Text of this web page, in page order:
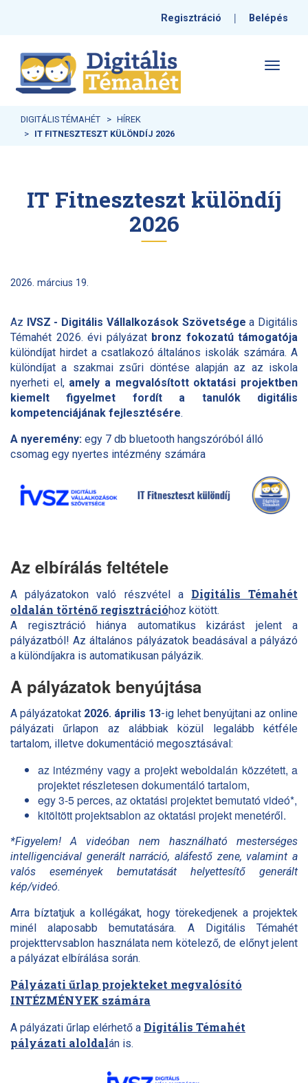
Regisztráció | Belépés
Toggle
DIGITÁLIS TÉMAHÉT
HÍREK
IT FITNESZTESZT KÜLÖNDÍJ 2026
IT Fitneszteszt különdíj
2026
2026. március 19.
Az IVSZ - Digitális Vállalkozások Szövetsége a Digitális
Témahét 2026. évi pályázat bronz fokozatú támogatója
különdíjat hirdet a csatlakozó általános iskolák számára. A
különdíjat a szakmai zsűri döntése alapján az az iskola
nyerheti el, amely a megvalósított oktatási projektben
kiemelt figyelmet fordít a tanulók digitális
kompetenciájának fejlesztésére.
A nyeremény: egy 7 db bluetooth hangszóróból álló
csomag egy nyertes intézmény számára
Az elbírálás feltétele
A pályázatokon való részvétel a Digitális Témahét
oldalán történő regisztrációhoz kötött.
A regisztráció hiánya automatikus kizárást jelent a
pályázatból! Az általános pályázatok beadásával a pályázó
a különdíjakra is automatikusan pályázik.
A pályázatok benyújtása
A pályázatokat 2026. április 13-ig lehet benyújtani az online
pályázati űrlapon az alábbiak közül legalább kétféle
tartalom, illetve dokumentáció megosztásával:
az intézmény vagy a projekt weboldalán közzétett, a
projektet részletesen dokumentáló tartalom,
egy 3-5 perces, az oktatási projektet bemutató videó*,
kitöltött projektsablon az oktatási projekt menetéről.
*Figyelem! A videóban nem használható mesterséges
intelligenciával generált narráció, aláfestő zene, valamint a
valós események bemutatását helyettesítő generált
kép/videó.
Arra bíztatjuk a kollégákat, hogy törekedjenek a projektek
minél alaposabb bemutatására. A Digitális Témahét
projekttervsablon használata nem kötelező, de előnyt jelent
a pályázat elbírálása során.
Pályázati űrlap projekteket megvalósító
INTÉZMÉNYEK számára
A pályázati űrlap elérhető a Digitális Témahét
pályázati aloldalán is.